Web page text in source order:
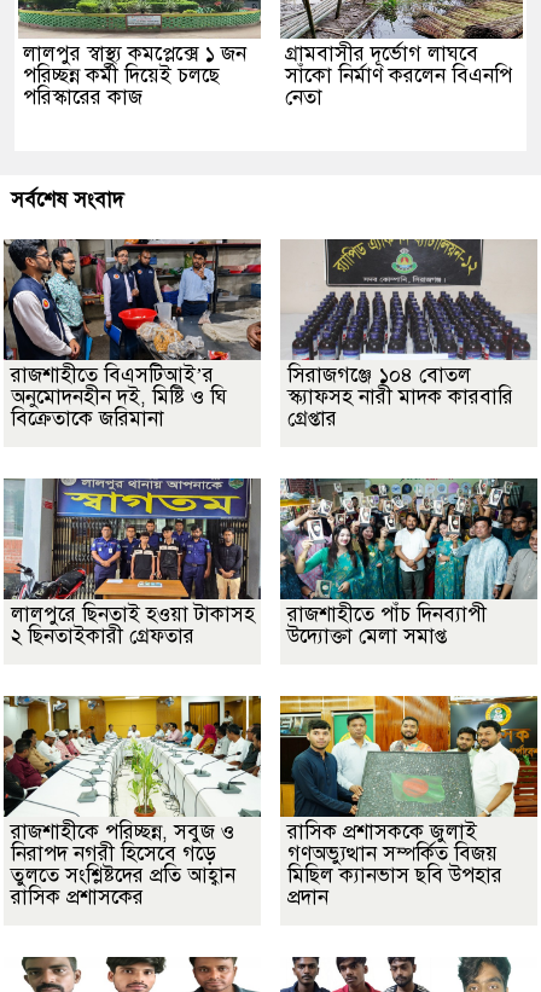
লালপুর স্বাস্থ্য কমপ্লেক্সে ১ জন
পরিচ্ছন্ন কর্মী দিয়েই চলছে
পরিস্কারের কাজ
গ্রামবাসীর দূর্ভোগ লাঘবে
সাঁকো নির্মাণ করলেন বিএনপি
নেতা
সর্বশেষ সংবাদ
রাজশাহীতে বিএসটিআই’র
অনুমোদনহীন দই, মিষ্টি ও ঘি
বিক্রেতাকে জরিমানা
সিরাজগঞ্জে ১০৪ বোতল
স্ক্যাফসহ নারী মাদক কারবারি
গ্রেপ্তার
লালপুরে ছিনতাই হওয়া টাকাসহ
২ ছিনতাইকারী গ্রেফতার
রাজশাহীতে পাঁচ দিনব্যাপী
উদ্যোক্তা মেলা সমাপ্ত
রাজশাহীকে পরিচ্ছন্ন, সবুজ ও
নিরাপদ নগরী হিসেবে গড়ে
তুলতে সংশ্লিষ্টদের প্রতি আহ্বান
রাসিক প্রশাসকের
রাসিক প্রশাসককে জুলাই
গণঅভ্যুত্থান সম্পর্কিত বিজয়
মিছিল ক্যানভাস ছবি উপহার
প্রদান